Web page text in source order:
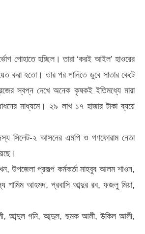
পোহাতে হচ্ছিল। তারা ‘করই আইল’ হাওরের
করা হতো। তার পর পানিতে ডুবে সাতার কেটে
স্বপ্ন দেখে অনেক কৃষকই ইতিমধ্যে মারা
মাধ্যমে। ২৯ লাখ ১৭ হাজার টাকা ব্যয়ে
সিলেট-২ আসনের এমপি ও গণফোরাম নেতা
উপজেলা প্রকল্প কর্মকর্তা মাহবুব আলম শাওন,
শামিম আহমদ, প্রবাসি আব্দুর রব, ফজলু মিয়া,
আব্দুল গনি, আব্দুল, ছমক আলী, উকিল আলী,